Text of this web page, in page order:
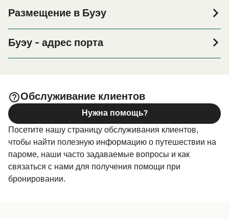
Размещение в Буэу
его окрестностях перед или после вашей поездки, или
если вы ищете вариант проживания на весь период
Буэу - адрес порта
Обслуживание клиентов
Посетите нашу страницу обслуживания клиентов,
чтобы найти полезную информацию о путешествии на
пароме, наши часто задаваемые вопросы и как
связаться с нами для получения помощи при
бронировании.
Нужна помощь?